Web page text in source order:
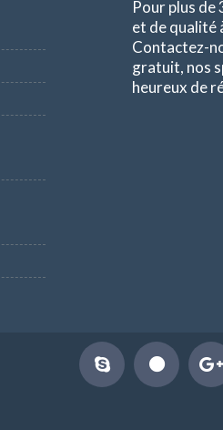
Pour plus de
et de qualité
Contactez-
gratuit, nos
heureux de